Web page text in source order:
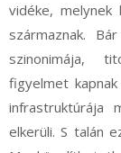
vidéke, melynek
származnak.
szinonimája,
figyelmet
infrastruktúrája
elkerüli. S talán